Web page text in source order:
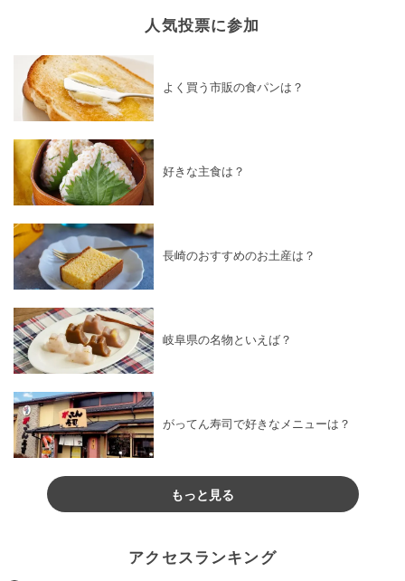
人気投票に参加
よく買う市販の食パンは？
好きな主食は？
長崎のおすすめのお土産は？
岐阜県の名物といえば？
がってん寿司で好きなメニューは？
もっと見る
アクセスランキング